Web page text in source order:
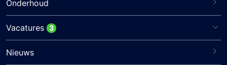
Onderhoud
Vacatures 3
Nieuws